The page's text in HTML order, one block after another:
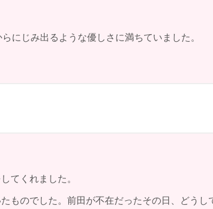
にじみ出るような優しさに満ちていました。
てくれました。
のでした。前田が不在だったその日、どうし